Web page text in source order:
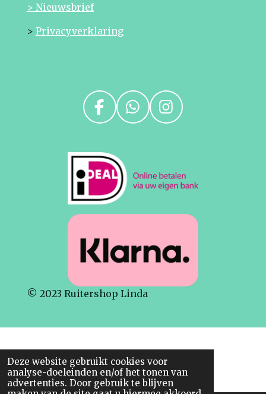
Deze website gebruikt cookies voor
analyse-doeleinden en/of het tonen van
advertenties. Door gebruik te blijven
> Nieuwsbrief
> Privacyverklaring
F
e
b
o
o
W
t
s
A
p
I
a
g
r
m
© 2023 Ruitershop Linda